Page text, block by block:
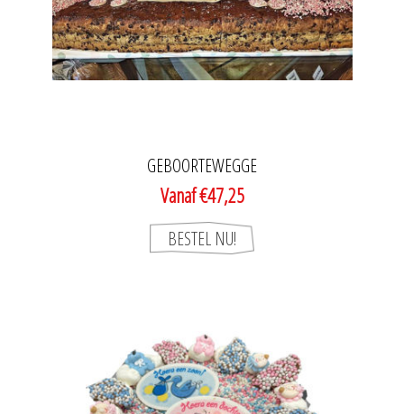
GEBOORTEWEGGE
Vanaf €47,25